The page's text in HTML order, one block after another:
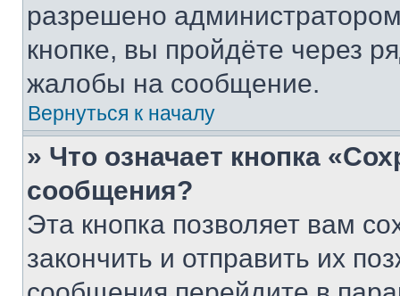
разрешено
кнопке, вы пройдёте через
жалобы на сообщение.
Вернуться к началу
» Что означает кнопка
сообщения?
Эта кнопка позволяет вам
закончить и отправить их